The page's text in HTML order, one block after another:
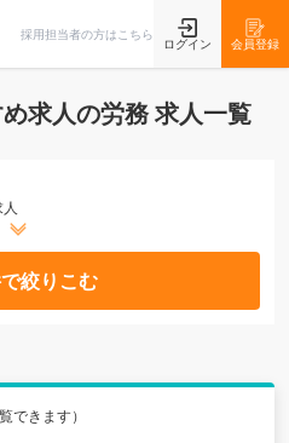
採用担当者の方はこちら
ログイン 会員登録
求人の労務 求人一覧
絞りこむ
できます）